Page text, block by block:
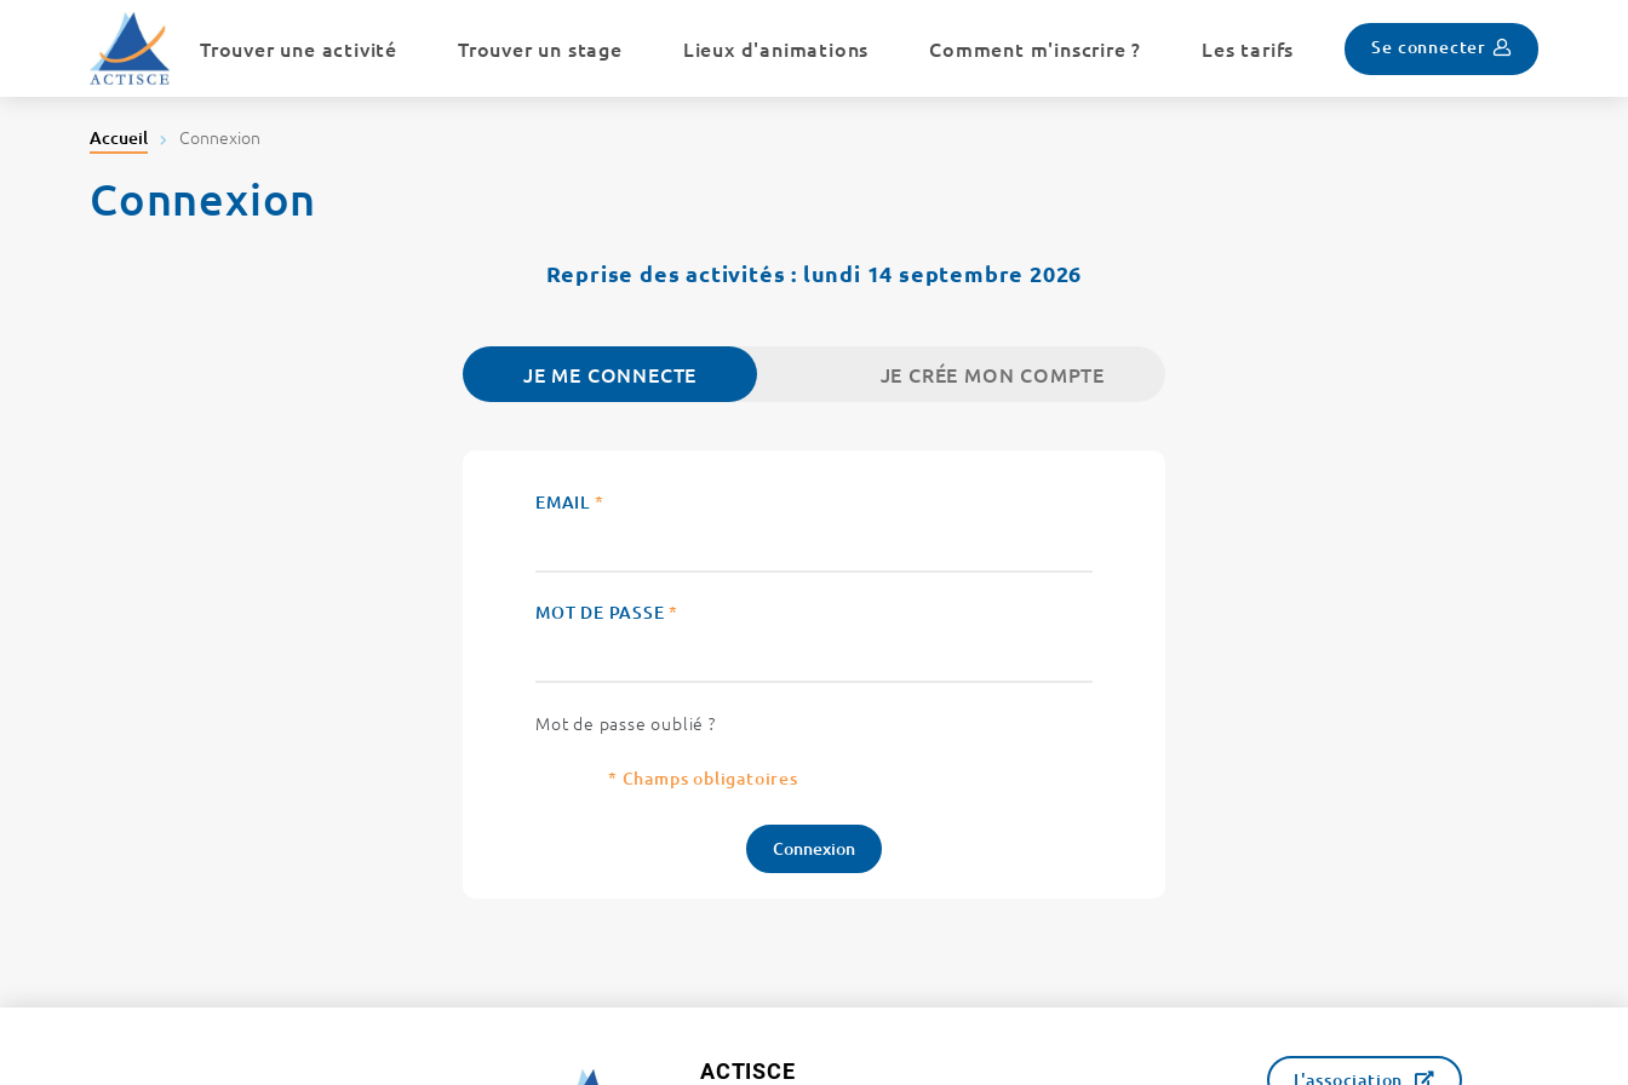
Trouver une activité
Trouver un stage Lieux d'animations Comment m'inscrire ? Les tarifs Se connecter
Accueil Connexion
Connexion
Reprise des activités : lundi 14 septembre 2026
JE ME CONNECTE JE CRÉE MON COMPTE
EMAIL *
MOT DE PASSE *
Mot de passe oublié ?
* Champs obligatoires
ACTISCE L'association